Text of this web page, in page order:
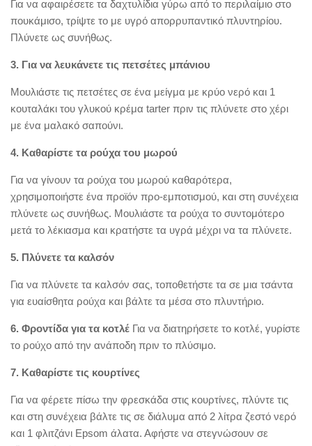
Για να αφαιρέσετε τα δαχτυλίδια γύρω από το περιλαίμιο στο
πουκάμισο, τρίψτε το με υγρό απορρυπαντικό πλυντηρίου.
Πλύνετε ως συνήθως.
3. Για να λευκάνετε τις πετσέτες μπάνιου
Μουλιάστε τις πετσέτες σε ένα μείγμα με κρύο νερό και 1
κουταλάκι του γλυκού κρέμα tarter πριν τις πλύνετε στο χέρι
με ένα μαλακό σαπούνι.
4. Καθαρίστε τα ρούχα του μωρού
Για να γίνουν τα ρούχα του μωρού καθαρότερα,
χρησιμοποιήστε ένα προϊόν προ-εμποτισμού, και στη συνέχεια
πλύνετε ως συνήθως. Μουλιάστε τα ρούχα το συντομότερο
μετά το λέκιασμα και κρατήστε τα υγρά μέχρι να τα πλύνετε.
5. Πλύνετε τα καλσόν
Για να πλύνετε τα καλσόν σας, τοποθετήστε τα σε μια τσάντα
για ευαίσθητα ρούχα και βάλτε τα μέσα στο πλυντήριο.
6. Φροντίδα για τα κοτλέ Για να διατηρήσετε το κοτλέ, γυρίστε
το ρούχο από την ανάποδη πριν το πλύσιμο.
7. Καθαρίστε τις κουρτίνες
Για να φέρετε πίσω την φρεσκάδα στις κουρτίνες, πλύντε τις
και στη συνέχεια βάλτε τις σε διάλυμα από 2 λίτρα ζεστό νερό
και 1 φλιτζάνι Epsom άλατα. Αφήστε να στεγνώσουν σε